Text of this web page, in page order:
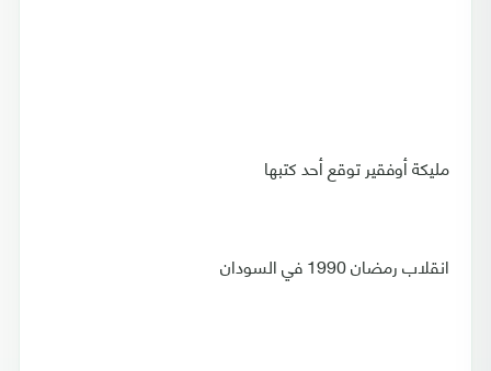
مليكة أوفقير توقع أحد كتبها
انقلاب رمضان 1990 في السودان